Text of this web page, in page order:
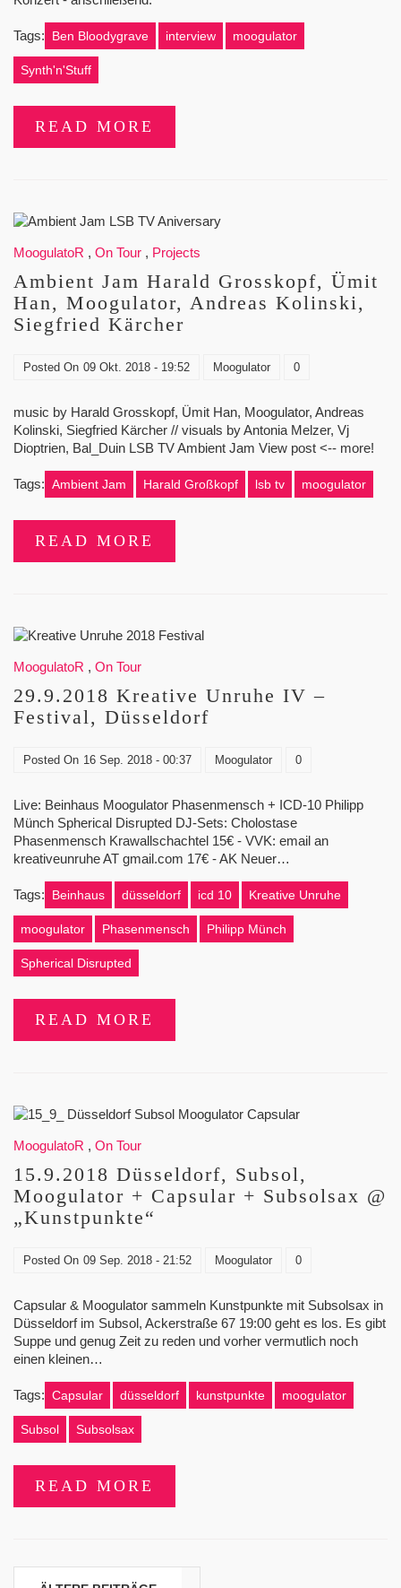
Tags: Ben Bloodygrave interview moogulator
Synth'n'Stuff
READ MORE
MoogulatoR , On Tour , Projects
Ambient Jam Harald Grosskopf, Ümit
Han, Moogulator, Andreas Kolinski,
Siegfried Kärcher
Posted On 09 Okt. 2018 - 19:52 Moogulator 0
music by Harald Grosskopf, Ümit Han, Moogulator, Andreas
Kolinski, Siegfried Kärcher // visuals by Antonia Melzer, Vj
Dioptrien, Bal_Duin LSB TV Ambient Jam View post <-- more!
Tags: Ambient Jam Harald Großkopf lsb tv moogulator
READ MORE
MoogulatoR , On Tour
29.9.2018 Kreative Unruhe IV –
Festival, Düsseldorf
Posted On 16 Sep. 2018 - 00:37 Moogulator 0
Live: Beinhaus Moogulator Phasenmensch + ICD-10 Philipp
Münch Spherical Disrupted DJ-Sets: Cholostase
Phasenmensch Krawallschachtel 15€ - VVK: email an
kreativeunruhe AT gmail.com 17€ - AK Neuer…
Tags: Beinhaus düsseldorf icd 10 Kreative Unruhe
moogulator Phasenmensch Philipp Münch
Spherical Disrupted
READ MORE
MoogulatoR , On Tour
15.9.2018 Düsseldorf, Subsol,
Moogulator + Capsular + Subsolsax @
„Kunstpunkte“
Posted On 09 Sep. 2018 - 21:52 Moogulator 0
Capsular & Moogulator sammeln Kunstpunkte mit Subsolsax in
Düsseldorf im Subsol, Ackerstraße 67 19:00 geht es los. Es gibt
Suppe und genug Zeit zu reden und vorher vermutlich noch
einen kleinen…
Tags: Capsular düsseldorf kunstpunkte moogulator
Subsol Subsolsax
READ MORE
Beitragsnavigation